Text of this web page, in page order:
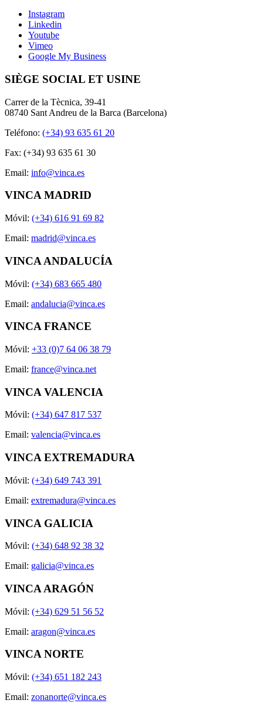
Instagram
Linkedin
Youtube
Vimeo
Google My Business
SIÈGE SOCIAL ET USINE
Carrer de la Tècnica, 39-41
08740 Sant Andreu de la Barca (Barcelona)
Teléfono: (+34) 93 635 61 20
Fax: (+34) 93 635 61 30
Email: info@vinca.es
VINCA MADRID
Móvil: (+34) 616 91 69 82
Email: madrid@vinca.es
VINCA ANDALUCÍA
Móvil: (+34) 683 665 480
Email: andalucia@vinca.es
VINCA FRANCE
Móvil: +33 (0)7 64 06 38 79
Email: france@vinca.net
VINCA VALENCIA
Móvil: (+34) 647 817 537
Email: valencia@vinca.es
VINCA EXTREMADURA
Móvil: (+34) 649 743 391
Email: extremadura@vinca.es
VINCA GALICIA
Móvil: (+34) 648 92 38 32
Email: galicia@vinca.es
VINCA ARAGÓN
Móvil: (+34) 629 51 56 52
Email: aragon@vinca.es
VINCA NORTE
Móvil: (+34) 651 182 243
Email: zonanorte@vinca.es